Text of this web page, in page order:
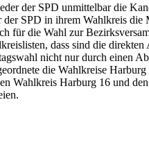
der SPD unmittelbar die
SPD in ihrem Wahlkreis
für die Wahl zur
dass sind die
nicht nur durch einen
die Wahlkreise Harburg
Wahlkreis Harburg 16 und